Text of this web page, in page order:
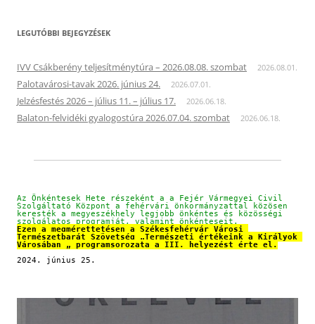
LEGUTÓBBI BEJEGYZÉSEK
IVV Csákberény teljesítménytúra – 2026.08.08. szombat 2026.08.01.
Palotavárosi-tavak 2026. június 24. 2026.07.01.
Jelzésfestés 2026 – július 11. – július 17. 2026.06.18.
Balaton-felvidéki gyalogostúra 2026.07.04. szombat 2026.06.18.
Az Önkéntesek Hete részeként a a Fejér Vármegyei Civil
Szolgáltató Központ a fehérvári önkormányzattal közösen
keresték a megyeszékhely legjobb önkéntes és közösségi
szolgálatos programját, valamint önkénteseit.
Ezen a megmérettetésen a Székesfehérvár Városi
Természetbarát Szövetség „Természeti értékeink a Királyok
Városában „ programsorozata a III. helyezést érte el.
2024. június 25.